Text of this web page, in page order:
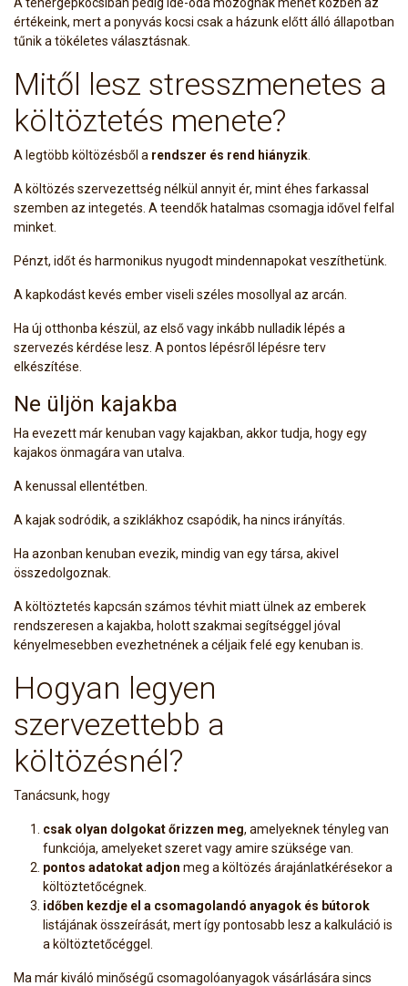
értékeink, mert a ponyvás kocsi csak a házunk előtt álló állapotban
tűnik a tökéletes választásnak.
Mitől lesz stresszmenetes a
költöztetés menete?
A legtöbb költözésből a rendszer és rend hiányzik
A költözés szervezettség nélkül annyit ér, mint éhes farkassal
szemben az integetés. A teendők hatalmas csomagja idővel felfal
minket.
Pénzt, időt és harmonikus nyugodt mindennapokat veszíthetünk.
A kapkodást kevés ember viseli széles mosollyal az arcán.
Ha új otthonba készül, az első vagy inkább nulladik lépés a
szervezés kérdése lesz. A pontos lépésről lépésre terv
elkészítése.
Ne üljön kajakba
Ha evezett már kenuban vagy kajakban, akkor tudja, hogy egy
kajakos önmagára van utalva.
A kenussal ellentétben.
A kajak sodródik, a sziklákhoz csapódik, ha nincs irányítás.
Ha azonban kenuban evezik, mindig van egy társa, akivel
összedolgoznak.
A költöztetés kapcsán számos tévhit miatt ülnek az emberek
rendszeresen a kajakba, holott szakmai segítséggel jóval
kényelmesebben evezhetnének a céljaik felé egy kenuban is.
Hogyan legyen
szervezettebb a
költözésnél?
Tanácsunk, hogy
csak olyan dolgokat őrizzen meg, amelyeknek tényleg van
funkciója, amelyeket szeret vagy amire szüksége van.
pontos adatokat adjon meg a költözés árajánlatkérésekor a
költöztetőcégnek.
időben kezdje el a csomagolandó anyagok és bútorok
listájának összeírását, mert így pontosabb lesz a kalkuláció is
a költöztetőcéggel.
Ma már kiváló minőségű csomagolóanyagok vásárlására sincs